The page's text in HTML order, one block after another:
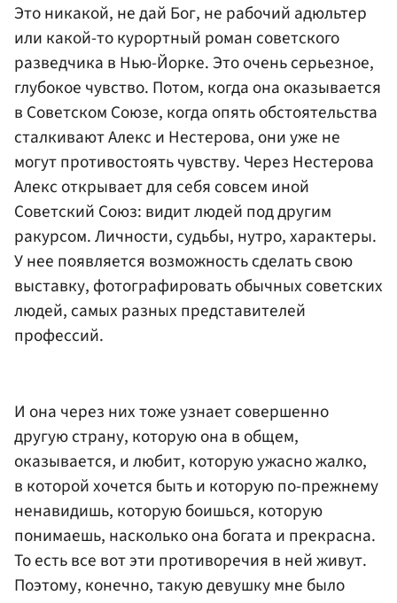
Это никакой, не дай Бог, не рабочий адюльтер
или какой-то курортный роман советского
разведчика в Нью-Йорке. Это очень серьезное,
глубокое чувство. Потом, когда она оказывается
в Советском Союзе, когда опять обстоятельства
сталкивают Алекс и Нестерова, они уже не
могут противостоять чувству. Через Нестерова
Алекс открывает для себя совсем иной
Советский Союз: видит людей под другим
ракурсом. Личности, судьбы, нутро, характеры.
У нее появляется возможность сделать свою
выставку, фотографировать обычных советских
людей, самых разных представителей
профессий.
И она через них тоже узнает совершенно
другую страну, которую она в общем,
оказывается, и любит, которую ужасно жалко,
в которой хочется быть и которую по-прежнему
ненавидишь, которую боишься, которую
понимаешь, насколько она богата и прекрасна.
То есть все вот эти противоречия в ней живут.
Поэтому, конечно, такую девушку мне было